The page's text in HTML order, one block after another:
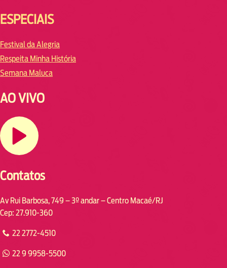
ESPECIAIS
Festival da Alegria
Respeita Minha História
Semana Maluca
AO VIVO
Contatos
Av Rui Barbosa, 749 – 3º andar – Centro Macaé/RJ
Cep: 27.910-360
22 2772-4510
22 9 9958-5500